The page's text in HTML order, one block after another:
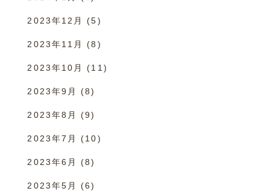
2023年12月 (5)
2023年11月 (8)
2023年10月 (11)
2023年9月 (8)
2023年8月 (9)
2023年7月 (10)
2023年6月 (8)
2023年5月 (6)